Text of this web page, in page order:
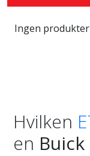
Ingen produkter
Hvilken
en Buick